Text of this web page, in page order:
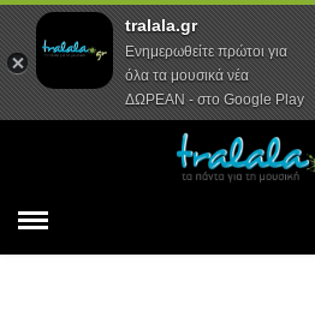
Αρχική Συνεντεύξεις
tralala.gr
Ενημερωθείτε πρώτοι για
όλα τα μουσικά νέα
ΔΩΡΕΑΝ - στο Google Play